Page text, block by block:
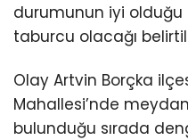
durumunun iyi
taburcu olacağı
Olay Artvin Borçka
Mahallesi’nde
bulunduğu sırada